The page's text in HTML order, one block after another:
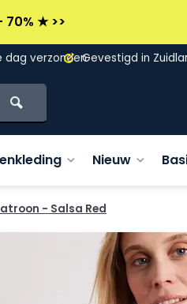
70% ★ >>
dag verzondenGevestigd in
Nieuw
- Salsa Red